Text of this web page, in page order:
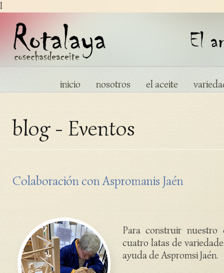
l
inicio nosotros el aceite
blog - Eventos
Colaboración con Aspromanis Jaén
Para construir nuestro
cuatro latas de
ayuda de Aspromsi Jaén.